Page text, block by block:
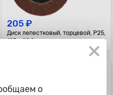
205 ₽
Диск лепестковый, торцевой, P25,
125 х 22,2мм
о